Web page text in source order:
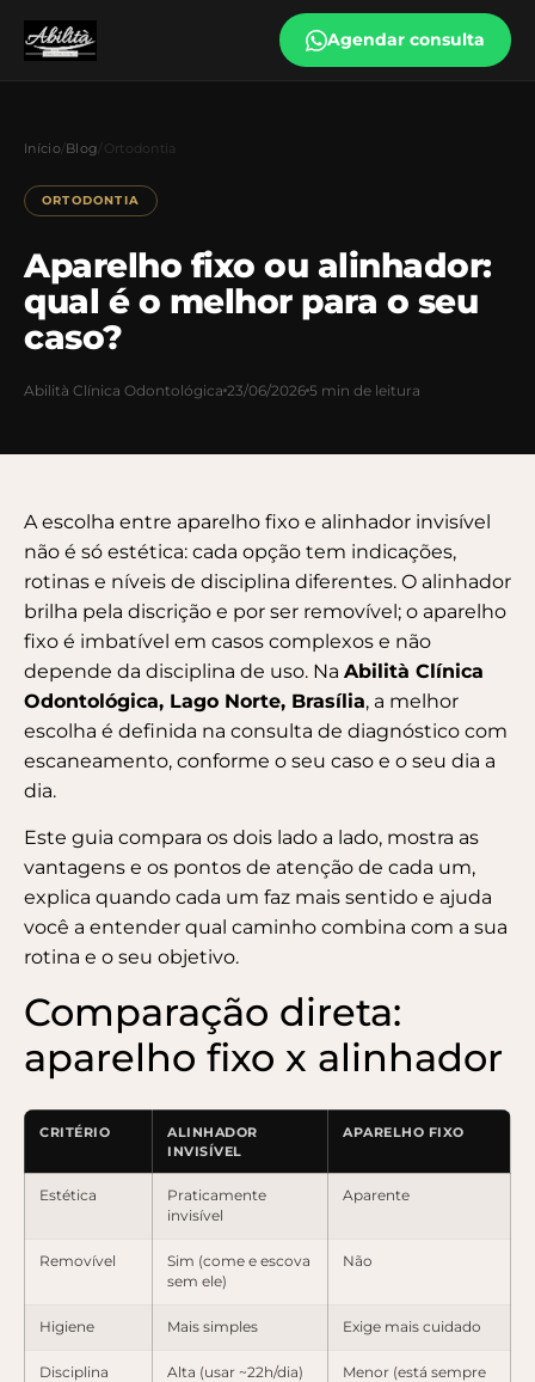
Agendar consulta
Início/ Blog Ortodontia
ORTODONTIA
Aparelho fixo ou alinhador:
qual é o melhor para o seu
caso?
Abilità Clínica Odontológica 23/06/2026 5 min de leitura
A escolha entre aparelho fixo e alinhador invisível
não é só estética: cada opção tem indicações,
rotinas e níveis de disciplina diferentes. O alinhador
brilha pela discrição e por ser removível; o aparelho
fixo é imbatível em casos complexos e não
depende da disciplina de uso. Na Abilità Clínica
Odontológica, Lago Norte, Brasília, a melhor
escolha é definida na consulta de diagnóstico com
escaneamento, conforme o seu caso e o seu dia a
dia.
Este guia compara os dois lado a lado, mostra as
vantagens e os pontos de atenção de cada um,
explica quando cada um faz mais sentido e ajuda
você a entender qual caminho combina com a sua
rotina e o seu objetivo.
Comparação direta:
aparelho fixo x alinhador
CRITÉRIO
ALINHADOR
INVISÍVEL
APARELHO FIXO
Estética
Praticamente
invisível
Aparente
Removível
Sim (come e escova
sem ele)
Não
Higiene Mais simples Exige mais cuidado
Disciplina
Alta (usar ~22h/dia)
Menor (está sempre